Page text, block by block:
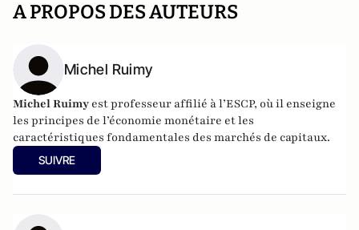
A PROPOS DES AUTEURS
Michel Ruimy
Michel Ruimy est professeur affilié à l’ESCP, où il enseigne
les principes de l’économie monétaire et les
caractéristiques fondamentales des marchés de capitaux.
SUIVRE